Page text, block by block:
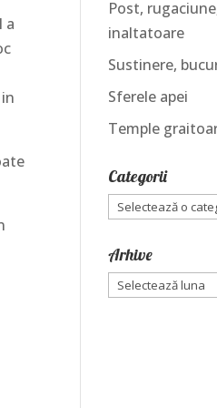
a
Post,
inaltatoare
Sustinere,
Sferele apei
Temple
Categorii
Categorii
Arhive
Arhive